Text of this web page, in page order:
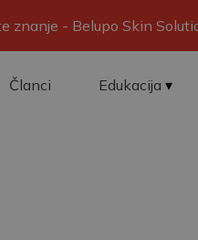
znanje - Belupo Skin
Članci Edukacija